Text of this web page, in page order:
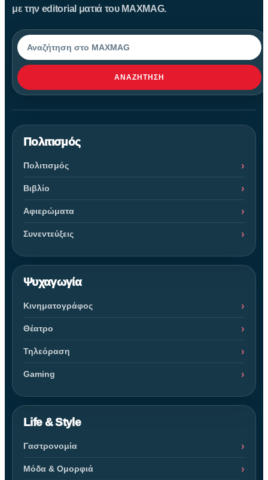
με την editorial ματιά του MAXMAG.
Αναζήτηση
ΑΝΑΖΉΤΗΣΗ
Πολιτισμός
Πολιτισμός
Βιβλίο
Αφιερώματα
Συνεντεύξεις
Ψυχαγωγία
Κινηματογράφος
Θέατρο
Τηλεόραση
Gaming
Life & Style
Γαστρονομία
Μόδα & Ομορφιά